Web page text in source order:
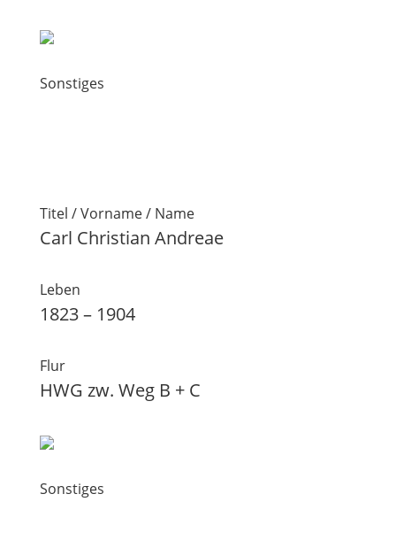
Sonstiges
Titel / Vorname / Name
Carl Christian Andreae
Leben
1823 – 1904
Flur
HWG zw. Weg B + C
Sonstiges